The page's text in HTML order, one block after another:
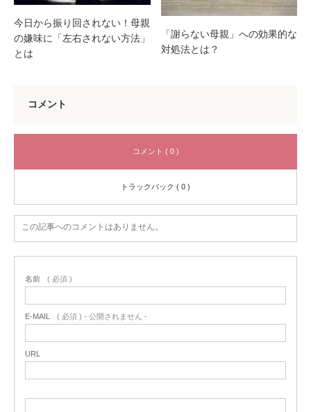
今日から振り回されない！母親
の嫌味に「左右されない方法」
とは
「謝らない母親」への効果的な
対処法とは？
コメント
コメント ( 0 )
トラックバック ( 0 )
この記事へのコメントはありません。
名前 ( 必須 )
E-MAIL ( 必須 ) - 公開されません -
URL